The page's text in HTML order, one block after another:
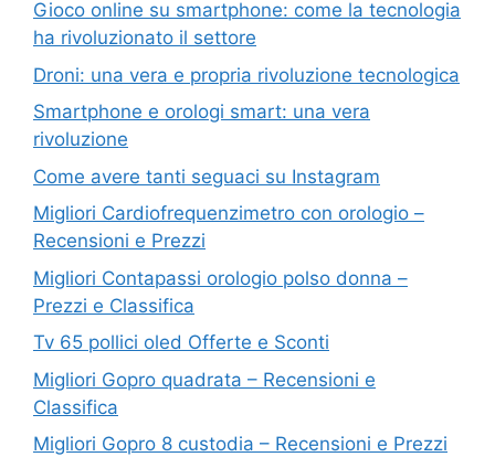
Gioco online su smartphone: come la tecnologia
ha rivoluzionato il settore
Droni: una vera e propria rivoluzione tecnologica
Smartphone e orologi smart: una vera
rivoluzione
Come avere tanti seguaci su Instagram
Migliori Cardiofrequenzimetro con orologio –
Recensioni e Prezzi
Migliori Contapassi orologio polso donna –
Prezzi e Classifica
Tv 65 pollici oled Offerte e Sconti
Migliori Gopro quadrata – Recensioni e
Classifica
Migliori Gopro 8 custodia – Recensioni e Prezzi